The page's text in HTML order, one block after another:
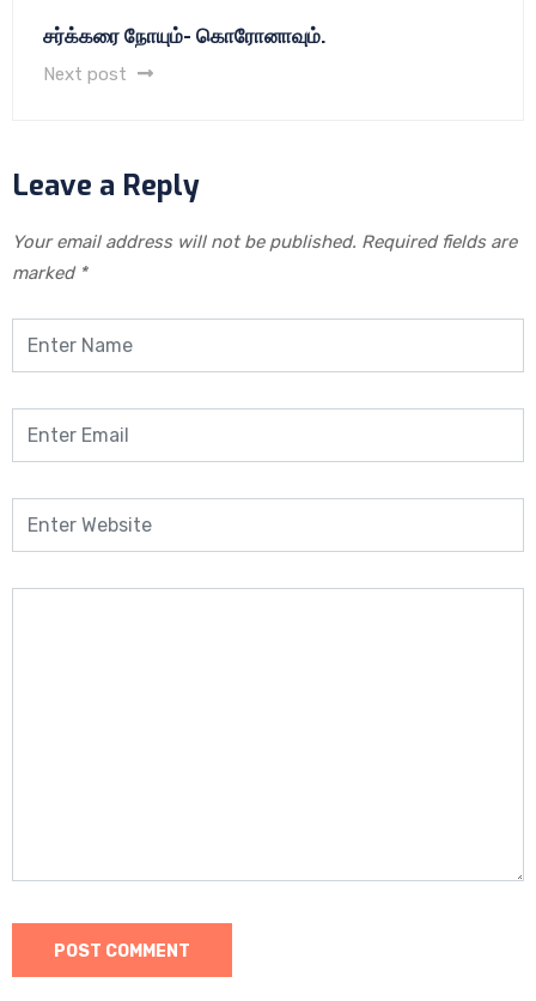
சர்க்கரை நோயும்- கொரோனாவும்.
Next post
Leave a Reply
Your email address will not be published. Required fields are
marked *